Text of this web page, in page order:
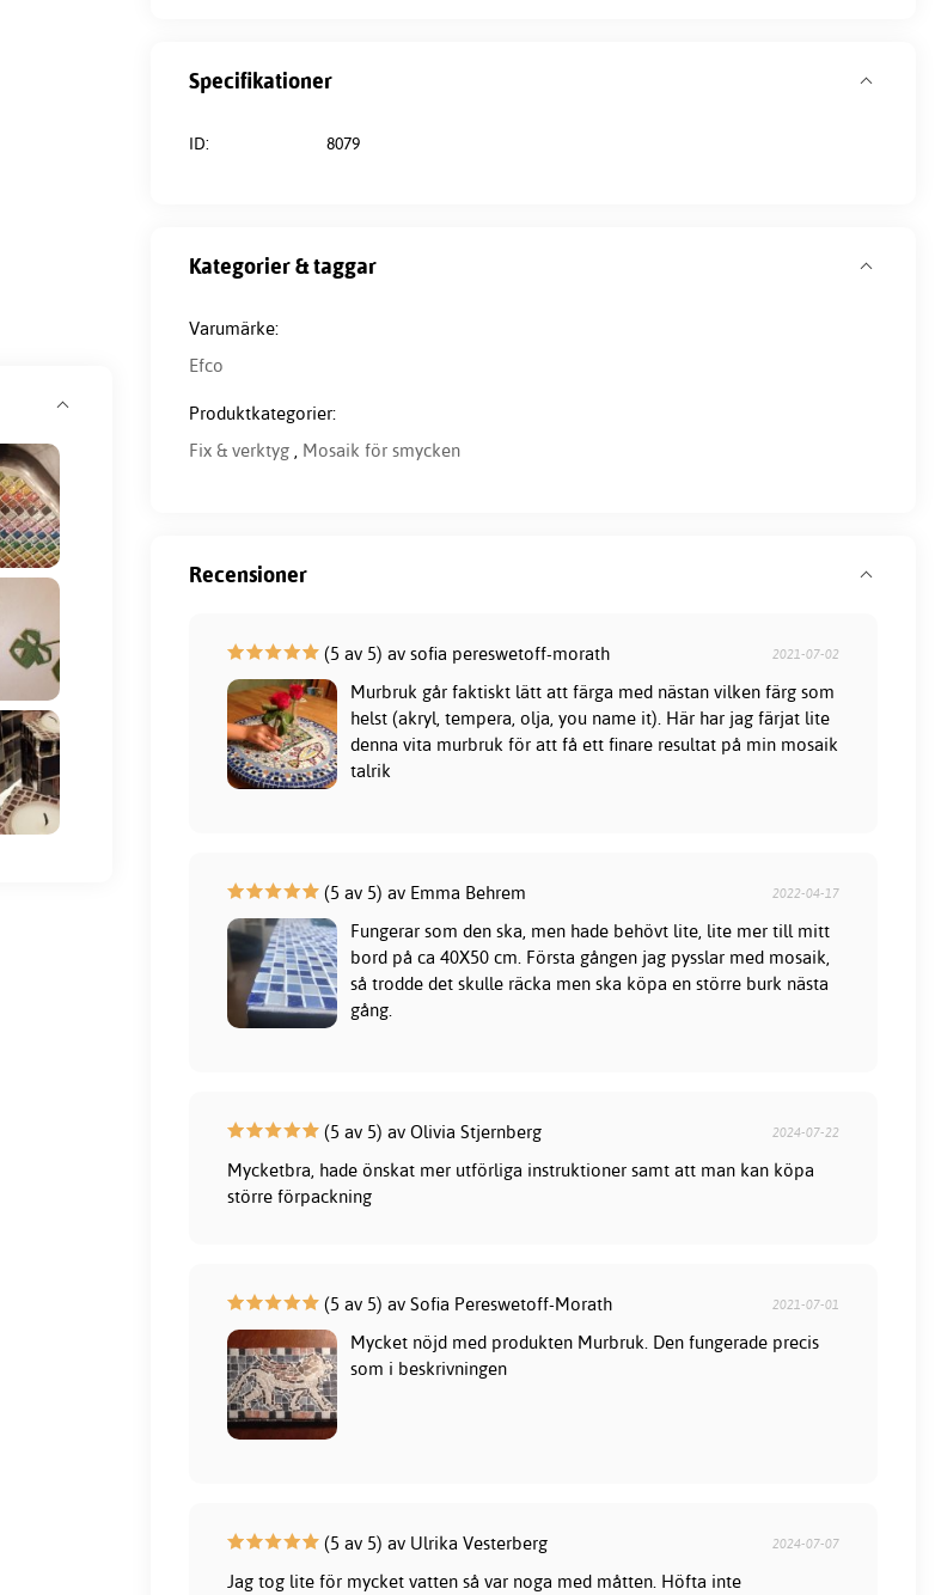
Specifikationer
ID: 8079
Kategorier & taggar
Varumärke:
Efco
Produktkategorier:
Fix & verktyg , Mosaik för smycken
Recensioner
(5 av 5) av sofia pereswetoff-morath 2021-07-02
Murbruk går faktiskt lätt att färga med nästan vilken färg som
helst (akryl, tempera, olja, you name it). Här har jag färjat lite
denna vita murbruk för att få ett finare resultat på min mosaik
talrik
(5 av 5) av Emma Behrem 2022-04-17
Fungerar som den ska, men hade behövt lite, lite mer till mitt
bord på ca 40X50 cm. Första gången jag pysslar med mosaik,
så trodde det skulle räcka men ska köpa en större burk nästa
gång.
(5 av 5) av Olivia Stjernberg 2024-07-22
Mycketbra, hade önskat mer utförliga instruktioner samt att man kan köpa
större förpackning
(5 av 5) av Sofia Pereswetoff-Morath 2021-07-01
Mycket nöjd med produkten Murbruk. Den fungerade precis
som i beskrivningen
(5 av 5) av Ulrika Vesterberg 2024-07-07
Jag tog lite för mycket vatten så var noga med måtten. Höfta inte